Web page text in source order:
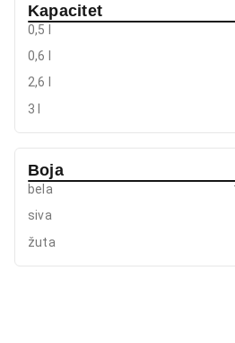
Kapacitet
0,5 l
0,6 l
2,6 l
3 l
Boja
bela
siva
žuta